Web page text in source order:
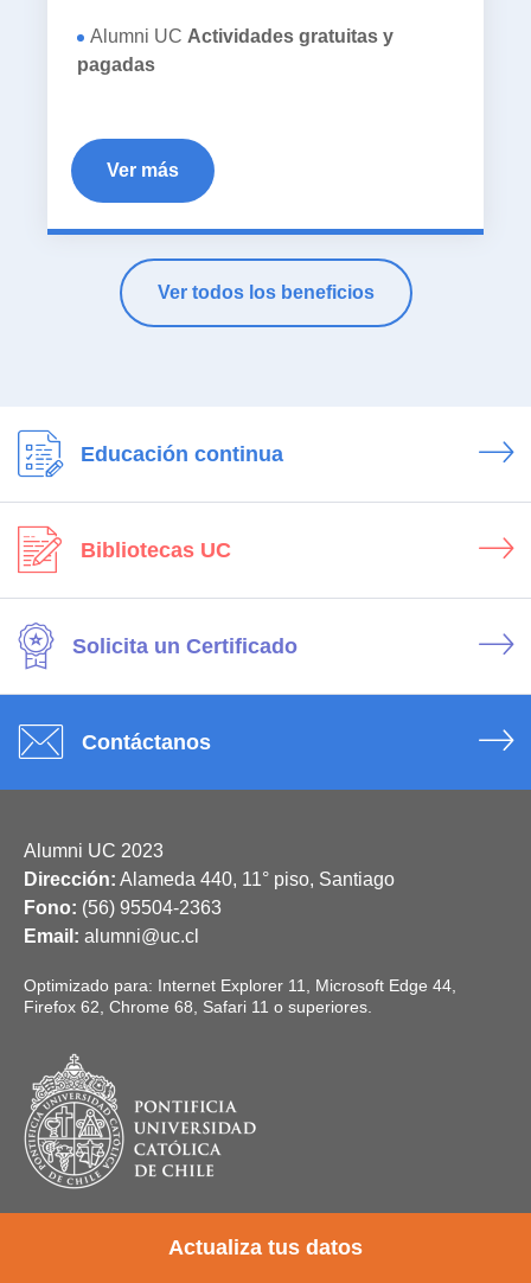
Actualiza tus datos
Alumni UC Actividades gratuitas y
pagadas
Ver más
Ver todos los beneficios
Educación continua
Bibliotecas UC
Solicita un Certificado
Contáctanos
Alumni UC 2023
Dirección: Alameda 440, 11° piso, Santiago
Fono: (56) 95504-2363
Email: alumni@uc.cl
Optimizado para: Internet Explorer 11, Microsoft Edge 44,
Firefox 62, Chrome 68, Safari 11 o superiores.